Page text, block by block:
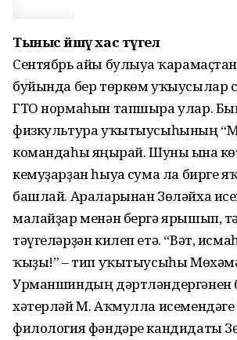
Тыныс йшәүхас түгел
Сентябрь айы булыуға
буйында бер төркөм уҡыусылар
ГТО нормаһын тапшыра улар.
физкультура уҡытыусыһының
командаһы яңғырай. Шуны ғына
кемуҙарҙан һыуға сума ла бирге яҡ
башлай. Араларынан Зөләйха
малайҙар менән бергә ярышып,
тәүгеләрҙән килеп етә. “Вәт,
ҡыҙы!” – тип уҡытыусыһы
Урманшиндың дәртләндергәнен
хәтерләй М. Аҡмулла
филология фәндәре кандидаты